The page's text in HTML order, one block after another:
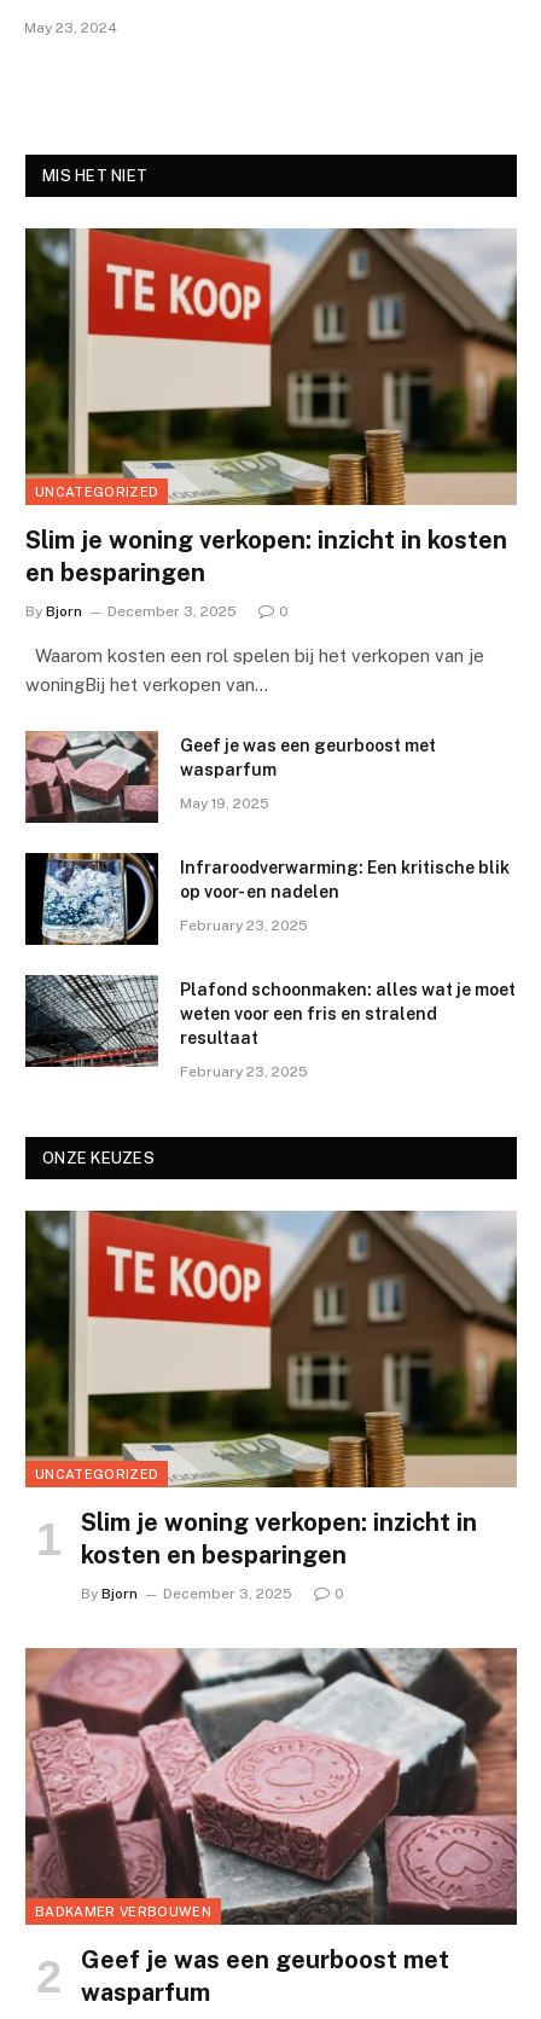
May 23, 2024
MIS HET NIET
UNCATEGORIZED
Slim je woning verkopen: inzicht in kosten
en besparingen
By Bjorn December 3, 2025 0
Waarom kosten een rol spelen bij het verkopen van je
woningBij het verkopen van…
Geef je was een geurboost met
wasparfum
May 19, 2025
Infraroodverwarming: Een kritische blik
op voor- en nadelen
February 23, 2025
Plafond schoonmaken: alles wat je moet
weten voor een fris en stralend
resultaat
February 23, 2025
ONZE KEUZES
UNCATEGORIZED
Slim je woning verkopen: inzicht in
kosten en besparingen
By Bjorn December 3, 2025 0
BADKAMER VERBOUWEN
Geef je was een geurboost met
wasparfum